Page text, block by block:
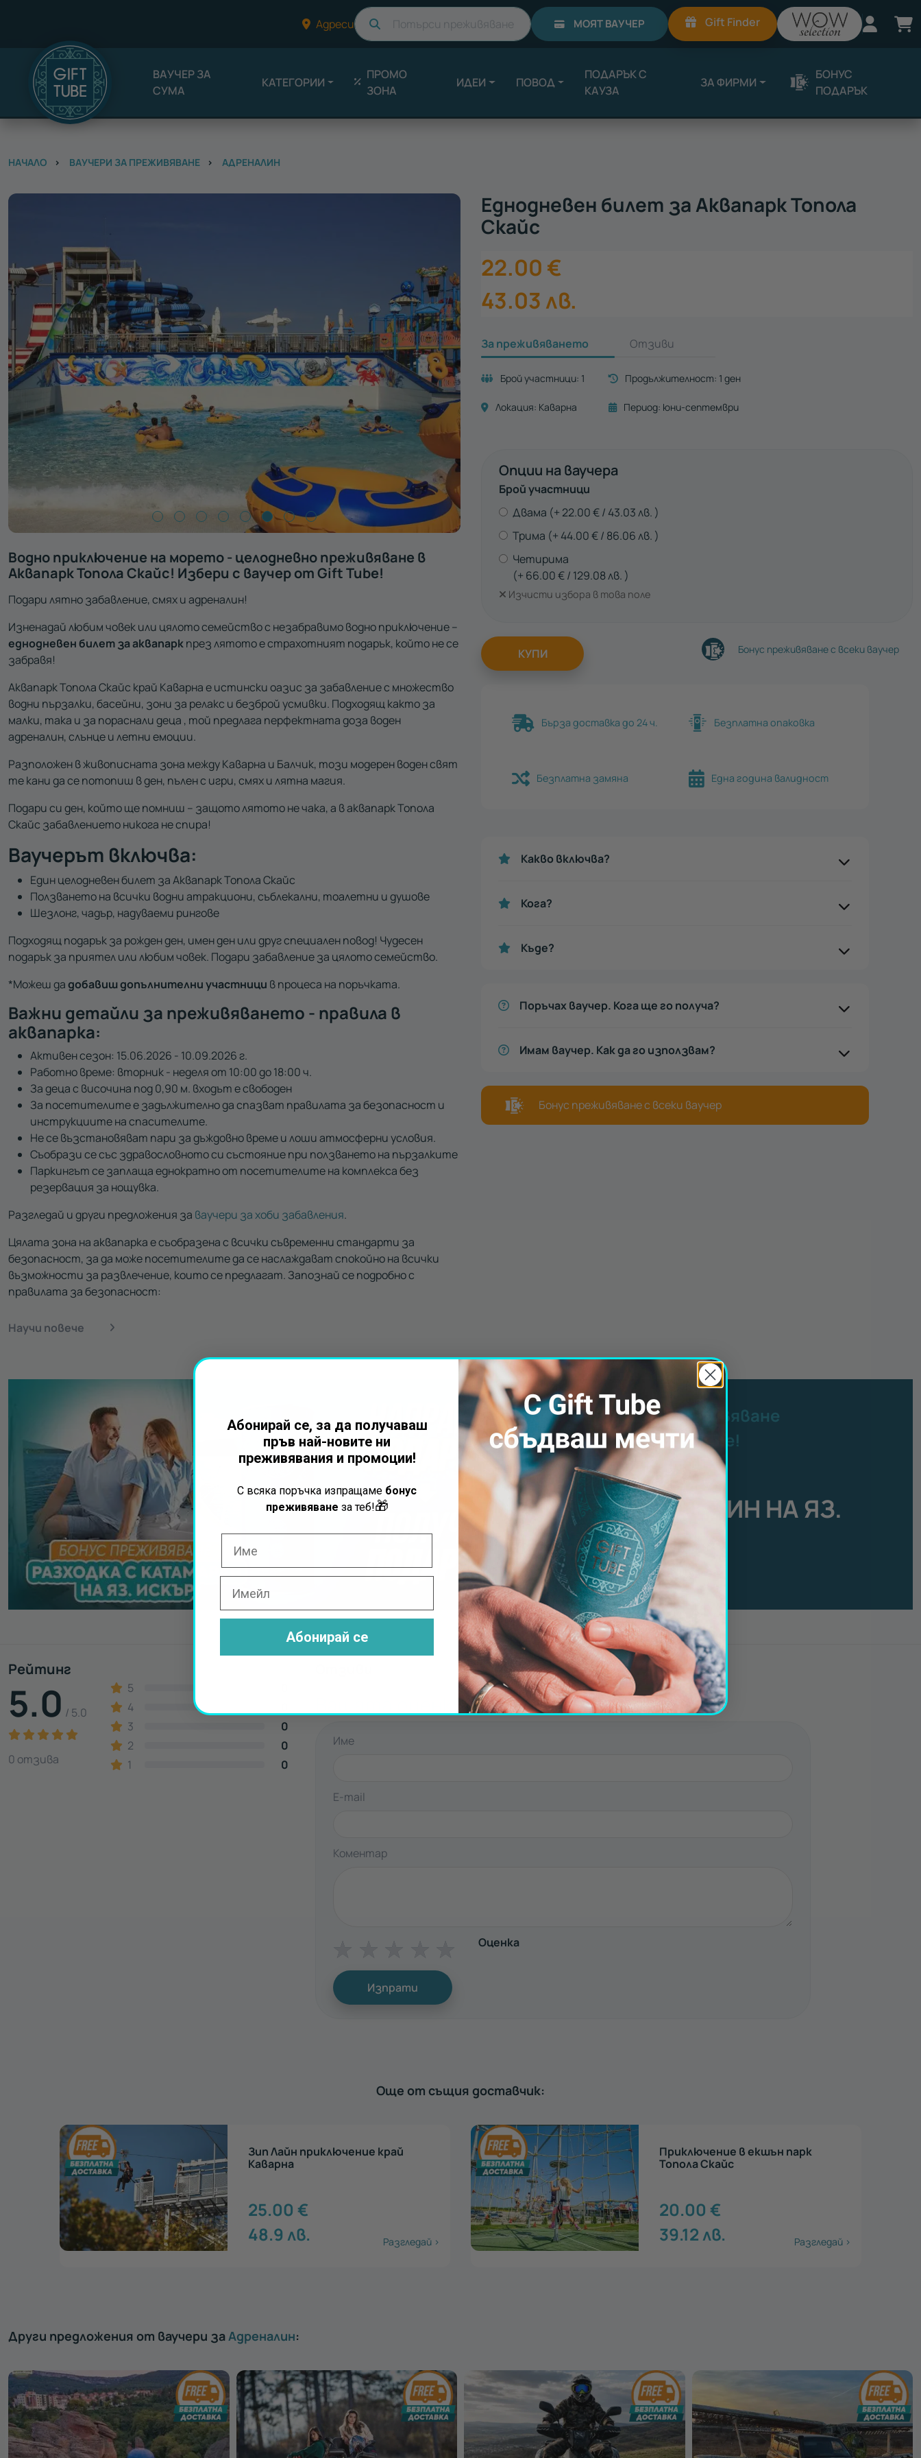
Адреси Търси МОЯТ ВАУЧЕР Gift Finder Вход
ВАУЧЕР ЗА
СУМА
КАТЕГОРИИ
ПРОМО
ЗОНА
ИДЕИ ПОВОД
ПОДАРЪК С
КАУЗА
ЗА ФИРМИ
БОНУС
ПОДАРЪК
НАЧАЛО ВАУЧЕРИ ЗА ПРЕЖИВЯВАНЕ АДРЕНАЛИН
Водно приключение на морето - целодневно преживяване в
Аквапарк Топола Скайс! Избери с ваучер от Gift Tube!
Подари лятно забавление, смях и адреналин!
Изненадай любим човек или цялото семейство с незабравимо водно приключение –
еднодневен билет за аквапаркпрез лятото е страхотният подарък, който не се
забравя!
Аквапарк Топола Скайс край Каварна е истински оазис за забавление с множество
водни пързалки, басейни, зони за релакс и безброй усмивки. Подходящ както за
малки, така и за пораснали деца , той предлага перфектната доза воден
адреналин, слънце и летни емоции.
Разположен в живописната зона между Каварна и Балчик, този модерен воден свят
те кани да се потопиш в ден, пълен с игри, смях и лятна магия.
Подари си ден, който ще помниш – защото лятото не чака, а в аквапарк Топола
Скайс забавлението никога не спира!
Ваучерът включва:
Един целодневен билет за Аквапарк Топола Скайс
Ползването на всички водни атракциони, съблекални, тоалетни и душове
Шезлонг, чадър, надуваеми рингове
Подходящ подарък за рожден ден, имен ден или друг специален повод! Чудесен
подарък за приятел или любим човек. Подари забавление за цялото семейство.
*Можеш дадобавиш допълнителни участници в процеса на поръчката.
Важни детайли за преживяването - правила в
аквапарка:
Активен сезон: 15.06.2026 - 10.09.2026 г.
Работно време: вторник - неделя от 10:00 до 18:00 ч.
За деца с височина под 0,90 м. входът е свободен
За посетителите е задължително да спазват правилата за безопасност и
инструкциите на спасителите.
Не се възстановяват пари за дъждовно време и лоши атмосферни условия.
Съобрази се със здравословното си състояние при ползването на пързалките
Паркингът се заплаща еднократно от посетителите на комплекса без
резервация за нощувка.
Разгледай и други предложения за ваучери за хоби забавления.
Цялата зона на аквапарка е съобразена с всички съвременни стандарти за
безопасност, за да може посетителите да се наслаждават спокойно на всички
възможности за развлечение, които се предлагат. Запознай се подробно с
правилата за безопасност:
Научи повече
Еднодневен билет за Аквапарк Топола
Скайс
22.00 €
43.03 лв.
За преживяването Отзиви
Брой участници: 1 Продължителност: 1 ден
Локация: Каварна Период: юни-септември
Опции на ваучера
Брой участници
Двама
22.00€ 43.03лв.
Трима
44.00€ 86.06лв.
Четирима
66.00€ 129.08лв.
Изчисти избора в това поле
КУПИ Бонус преживяване с всеки ваучер
Бърза доставка до 24 ч. Безплатна опаковка
Безплатна замяна Една година валидност
Какво включва?
Кога?
Къде?
Поръчах ваучер. Кога ще го получа?
Имам ваучер. Как да го използвам?
Бонус преживяване с всеки ваучер
Получи безплатно преживяване
с всеки ваучер от Gift Tube!
Подарък за месец август:
КАТАМАРАН ЗА ЕДИН НА ЯЗ.
ИСКЪР
Научи повече
Рейтинг
5.0 / 5.0
0 отзива
5
4
3
0
2
0
1
0
Вашата оценка
Име
E-mail
Коментар
Оценка
Изпрати
Още от същия доставчик:
Приключение в екшън парк
Топола Скайс
20.00€
39.12лв. Разгледай >
Зип Лайн приключение край
Каварна
25.00 €
48.9лв. Разгледай >
Други предложения от ваучери заАдреналин:
Абонирай се, за да получаваш
пръв най-новите ни
преживявания и промоции!
С всяка поръчка изпращаме бонус
преживяване за теб!🎁
Абонирай се